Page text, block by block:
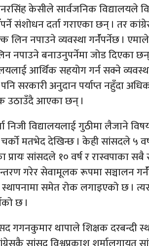
केसीले सार्वजनिक विद्यालयले
संशोधन दर्ता गराएका छन् । तर
लिन नपाउने व्यवस्था गर्नॅपर्नेछ ।
नपाउने बनाउनुपर्नेमा जोड दिएका
आर्थिक सहयोग गर्न सक्ने
सरकारी अनुदान पर्याप्त नहुँदा
आएका छन् ।
निजी विद्यालयलाई गुठीमा लैजाने
मतभेद देखिन्छ । केही सांसदले ५
सांसदले १० वर्ष र रास्वपाका
गरेर सेवामूलक रूपमा सञ्चालन
स्थापनामा समेत रोक लगाइएको छ ।
छ ।
गगनकुमार थापाले शिक्षक दरबन्दी